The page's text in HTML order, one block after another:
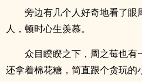
旁边有几个人好奇地看了眼
人，顿时心生羡慕。
众目睽睽之下，周之莓也
还拿着棉花糖，简直跟个贪玩的